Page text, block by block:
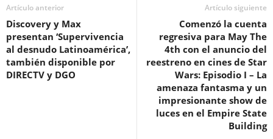
Artículo anterior
Discovery y Max
presentan ‘Supervivencia
al desnudo Latinoamérica’,
también disponible por
DIRECTV y DGO
Artículo siguiente
Comenzó la cuenta
regresiva para May The
4th con el anuncio del
reestreno en cines de Star
Wars: Episodio I – La
amenaza fantasma y un
impresionante show de
luces en el Empire State
Building